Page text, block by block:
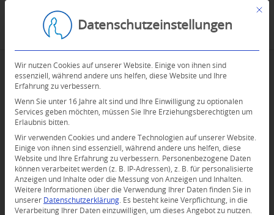
Mit
Datenschutzeinstellungen
Wir nutzen Cookies auf unserer Website. Einige von ihnen sind
essenziell, während andere uns helfen, diese Website und Ihre
Erfahrung zu verbessern.
Wenn Sie unter 16 Jahre alt sind und Ihre Einwilligung zu optionalen
Services geben möchten, müssen Sie Ihre Erziehungsberechtigten um
Erlaubnis bitten.
Wir verwenden Cookies und andere Technologien auf unserer Website.
Einige von ihnen sind essenziell, während andere uns helfen, diese
Website und Ihre Erfahrung zu verbessern.
Personenbezogene Daten
können verarbeitet werden (z. B. IP-Adressen), z. B. für personalisierte
Anzeigen und Inhalte oder die Messung von Anzeigen und Inhalten.
Weitere Informationen über die Verwendung Ihrer Daten finden Sie in
unserer Datenschutzerklärung
Es besteht keine Verpflichtung, in die
Verarbeitung Ihrer Daten einzuwilligen, um dieses Angebot zu nutzen.